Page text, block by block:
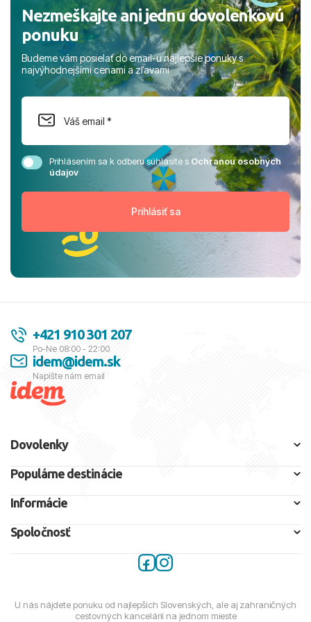
Nezmeškajte ani jednu dovolenkovú
ponuku
Budeme vám posielať do email-u najlepšie ponuky s
najvýhodnejšími cenami a zľavami
Prihlásením sa k odberu súhlasíte sOchranou osobných
údajov
+421 910 301 207
Po-Ne 08:00 - 22:00
idem@idem.sk
Napíšte nám email
Dovolenky
Populárne destinácie
Informácie
Spoločnosť
U nás nájdete ponuku od najlepších Slovenských, ale aj zahraničných
cestovných kancelárií na jednom mieste